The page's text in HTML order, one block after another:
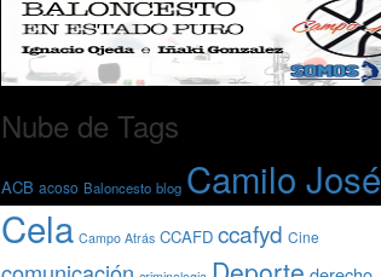
Nube de Tags
ACB acoso Baloncesto blog Camilo José
Cela Campo Atrás CCAFD ccafyd Cine